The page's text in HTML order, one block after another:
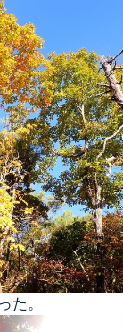
た。